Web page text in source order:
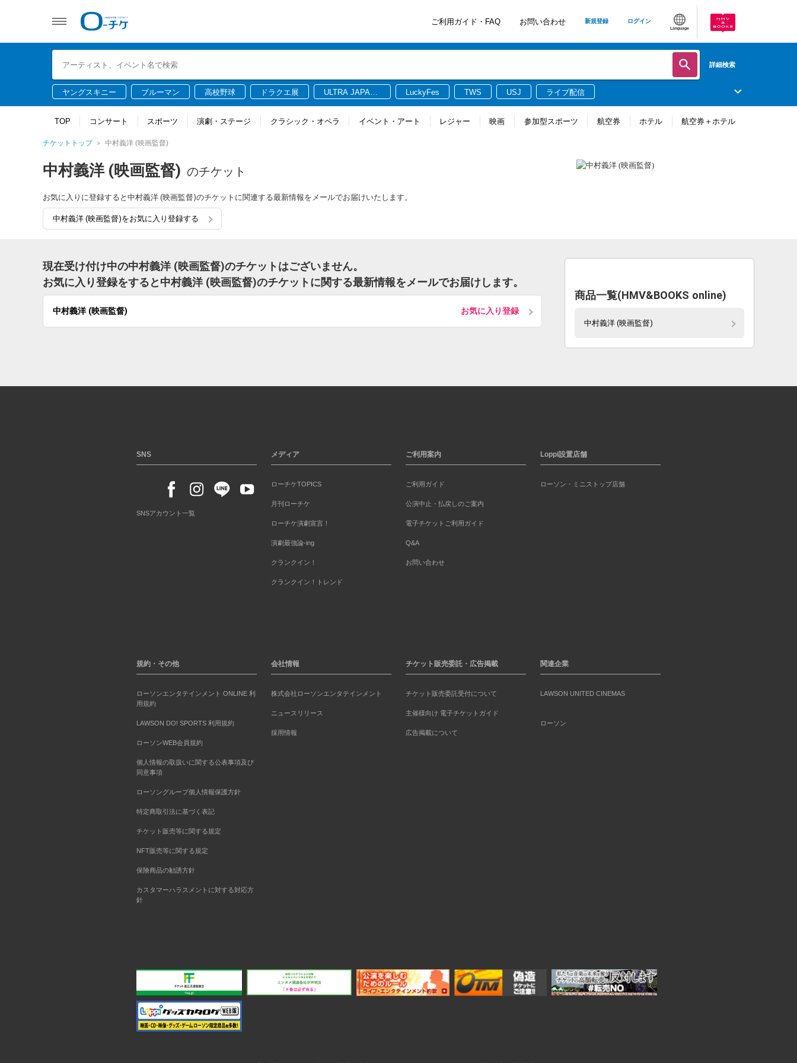
ご利用ガイド・FAQ お問い合わせ 新規登録 ログイン
Language
詳細検索
ヤングスキニー ブルーマン 高校野球 ドラクエ展
ULTRA JAPAN
LuckyFes TWS USJ ライブ配信
TOP コンサート スポーツ 演劇・ステージ クラシック・オペラ イベント・アート レジャー 映画 参加型スポーツ 航空券 ホテル 航空券＋ホテル
チケットトップ 中村義洋 (映画監督)
中村義洋 (映画監督) のチケット
お気に入りに登録すると中村義洋 (映画監督)のチケットに関連する最新情報をメールでお届けいたします。
中村義洋 (映画監督)をお気に入り登録する
現在受け付け中の中村義洋 (映画監督)のチケットはございません。
お気に入り登録をすると中村義洋 (映画監督)のチケットに関する最新情報をメールでお届けします。
中村義洋 (映画監督) お気に入り登録
商品一覧(HMV&BOOKS online)
中村義洋 (映画監督)
SNS
SNSアカウント一覧
メディア
ローチケTOPICS
月刊ローチケ
ローチケ演劇宣言！
演劇最強論-ing
クランクイン！
クランクイン！トレンド
ご利用案内
ご利用ガイド
公演中止・払戻しのご案内
電子チケットご利用ガイド
Q&A
お問い合わせ
Loppi設置店舗
ローソン・ミニストップ店舗
規約・その他
ローソンエンタテインメント ONLINE 利
用規約
LAWSON DO! SPORTS 利用規約
ローソンWEB会員規約
個人情報の取扱いに関する公表事項及び
同意事項
ローソングループ個人情報保護方針
特定商取引法に基づく表記
チケット販売等に関する規定
NFT販売等に関する規定
保険商品の勧誘方針
カスタマーハラスメントに対する対応方
針
会社情報
株式会社ローソンエンタテインメント
ニュースリリース
採用情報
チケット販売委託・広告掲載
チケット販売委託受付について
主催様向け 電子チケットガイド
広告掲載について
関連企業
LAWSON UNITED CINEMAS
ローソン